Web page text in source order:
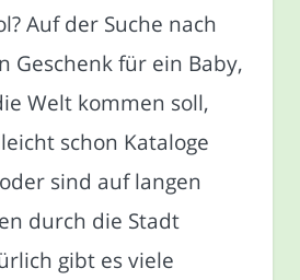
Auf der Suche nach
Geschenk für ein Baby,
Welt kommen soll,
schon Kataloge
sind auf langen
durch die Stadt
gibt es viele